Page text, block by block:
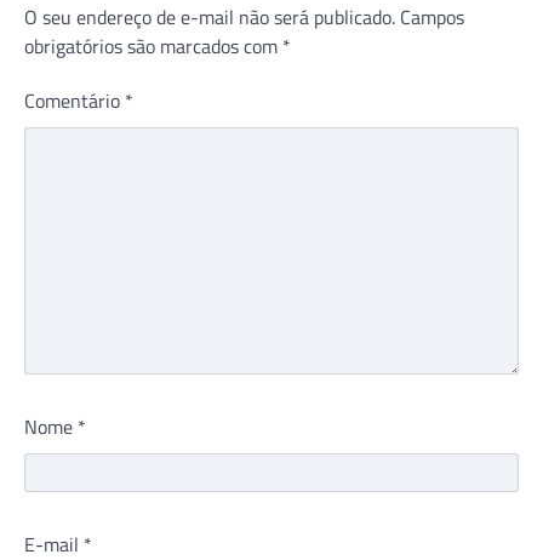
O seu endereço de e-mail não será publicado. Campos
obrigatórios são marcados com *
Comentário *
Nome *
E-mail *